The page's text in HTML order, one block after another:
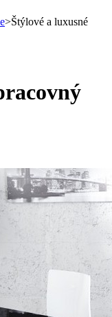
>Štýlové a luxusné